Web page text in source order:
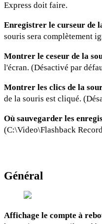
Express doit faire.
Enregistrer le curseur de
souris sera complètement
Montrer le ceseur de la
l'écran. (Désactivé par
Montrer les clics de la
de la souris est cliqué.
Où sauvegarder les
(C:\Video\Flashback
Général
Affichage le compte à